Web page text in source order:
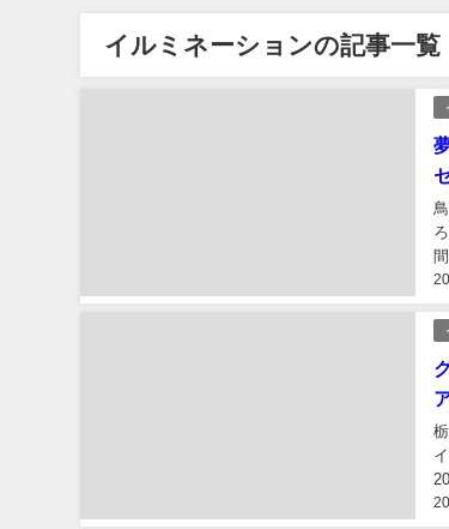
イルミネーションの記事一覧